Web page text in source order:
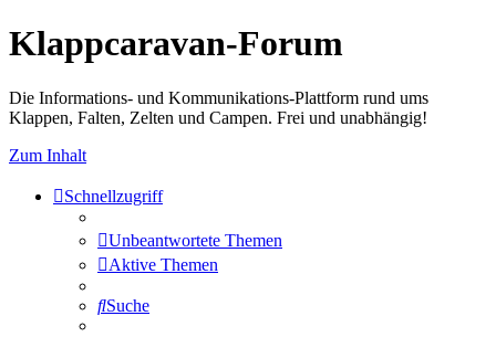
Klappcaravan-Forum
Die Informations- und Kommunikations-Plattform rund ums
Klappen, Falten, Zelten und Campen. Frei und unabhängig!
Zum Inhalt
Schnellzugriff
Unbeantwortete Themen
Aktive Themen
Suche